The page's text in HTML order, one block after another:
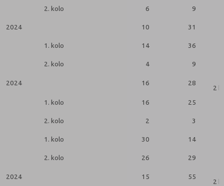
2. kolo 6 9
2024 10 31
1. kolo 14 36
2. kolo 4 9
2024 16 28
2
1. kolo
16 25
2. kolo 2 3
1. kolo 30 14
2. kolo 26 29
2024 15 55
2